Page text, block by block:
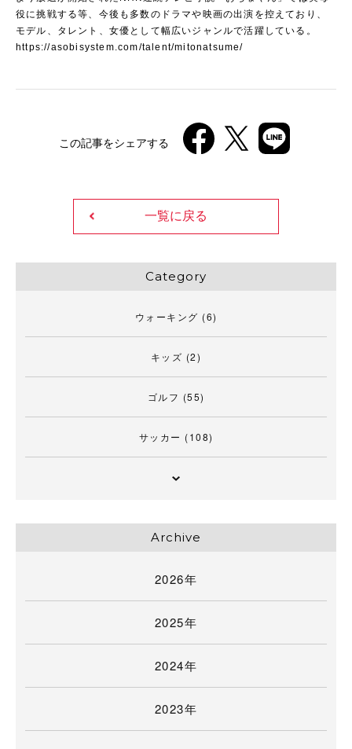
役に挑戦する等、今後も多数のドラマや映画の出演を控えており、
モデル、タレント、女優として幅広いジャンルで活躍している。
https://asobisystem.com/talent/mitonatsume/
この記事をシェアする
一覧に戻る
Category
ウォーキング (6)
キッズ (2)
ゴルフ (55)
サッカー (108)
Archive
2026年
2025年
2024年
2023年